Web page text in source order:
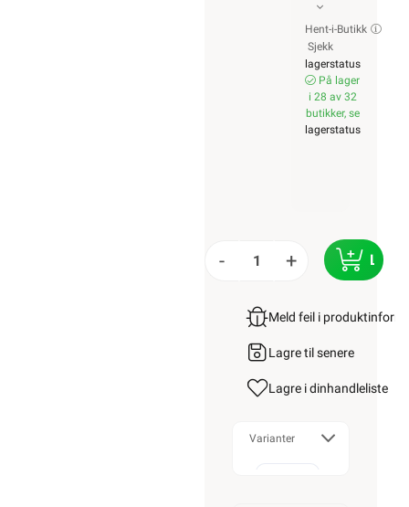
Hent-i-Butikk
Sjekk
lagerstatus
På lager
i 28 av 32
butikker, se
lagerstatus
- +
Meld feil i
Lagre til senere
Lagre i dinhandleliste
Varianter